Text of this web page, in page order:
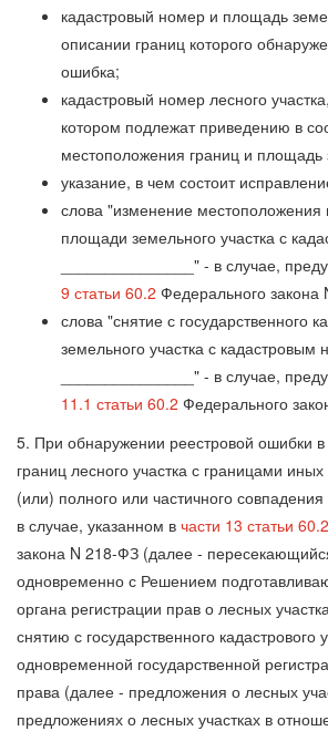
кадастровый номер и площадь
описании границ которого
ошибка;
кадастровый номер лесного
котором подлежат приведению в
местоположения границ и площадь
указание, в чем состоит
слова "изменение местоположения
площади земельного участка с
_______________" - в случае,
9 статьи 60.2 Федерального закона
слова "снятие с государственного
земельного участка с кадастровым
_______________" - в случае,
11.1 статьи 60.2 Федерального
5. При обнаружении реестровой ошибки
границ лесного участка с границами
(или) полного или частичного
в случае, указанном в части 13 статьи 60.2
закона N 218-ФЗ (далее -
одновременно с Решением
органа регистрации прав о лесных
снятию с государственного кадастрового
одновременной государственной
права (далее - предложения о лесных
предложениях о лесных участках в